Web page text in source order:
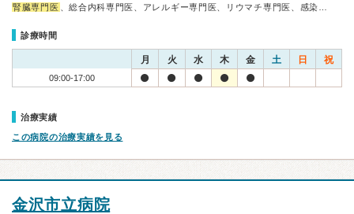
腎臓専門医 、総合内科専門医、アレルギー専門医、リウマチ専門医、感染…
診療時間
月 火 水 木 金 土 日 祝
09:00-17:00
治療実績
この病院の治療実績を見る
金沢市立病院